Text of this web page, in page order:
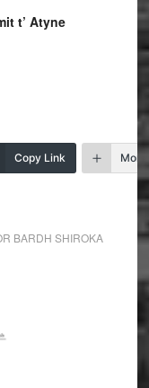
t’ Atyne
Copy Link More
BARDH SHIROKA